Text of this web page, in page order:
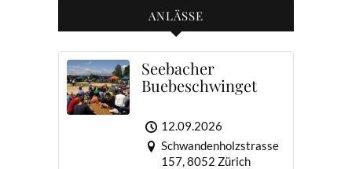
ANLÄSSE
Seebacher
Buebeschwinget
12.09.2026
Schwandenholzstrasse
157, 8052 Zürich